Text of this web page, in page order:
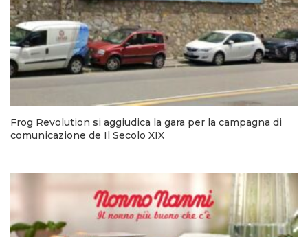
Frog Revolution si aggiudica la gara per la campagna di
comunicazione de Il Secolo XIX